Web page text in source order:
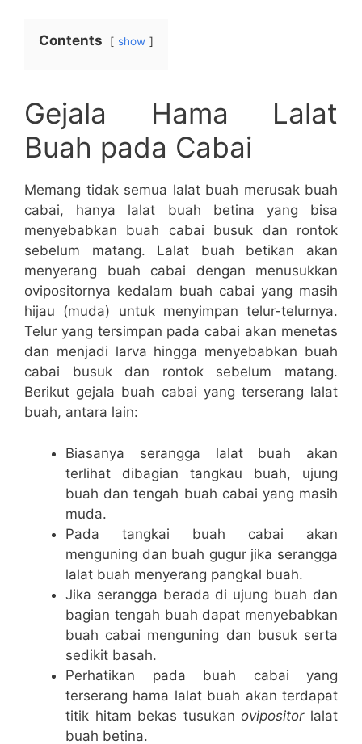
Contents show
Gejala Hama Lalat
Buah pada Cabai
Memang tidak semua lalat buah merusak buah
cabai, hanya lalat buah betina yang bisa
menyebabkan buah cabai busuk dan rontok
sebelum matang. Lalat buah betikan akan
menyerang buah cabai dengan menusukkan
ovipositornya kedalam buah cabai yang masih
hijau (muda) untuk menyimpan telur-telurnya.
Telur yang tersimpan pada cabai akan menetas
dan menjadi larva hingga menyebabkan buah
cabai busuk dan rontok sebelum matang.
Berikut gejala buah cabai yang terserang lalat
buah, antara lain:
Biasanya serangga lalat buah akan
terlihat dibagian tangkau buah, ujung
buah dan tengah buah cabai yang masih
muda.
Pada tangkai buah cabai akan
menguning dan buah gugur jika serangga
lalat buah menyerang pangkal buah.
Jika serangga berada di ujung buah dan
bagian tengah buah dapat menyebabkan
buah cabai menguning dan busuk serta
sedikit basah.
Perhatikan pada buah cabai yang
terserang hama lalat buah akan terdapat
titik hitam bekas tusukanovipositorlalat
buah betina.